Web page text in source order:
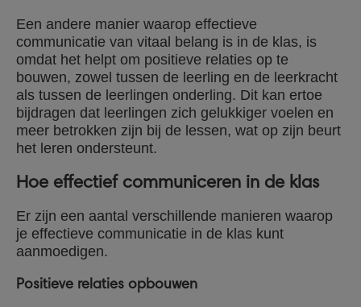
Een andere manier waarop effectieve
communicatie van vitaal belang is in de klas, is
omdat het helpt om positieve relaties op te
bouwen, zowel tussen de leerling en de leerkracht
als tussen de leerlingen onderling. Dit kan ertoe
bijdragen dat leerlingen zich gelukkiger voelen en
meer betrokken zijn bij de lessen, wat op zijn beurt
het leren ondersteunt.
Hoe effectief communiceren in de klas
Er zijn een aantal verschillende manieren waarop
je effectieve communicatie in de klas kunt
aanmoedigen.
Positieve relaties opbouwen